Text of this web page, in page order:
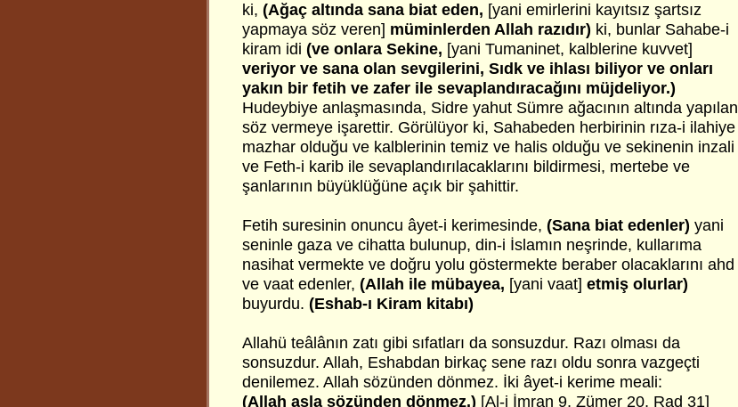
ki, (Ağaç altında sana biat eden, [yani emirlerini kayıtsız şartsız
yapmaya söz veren] müminlerden Allah razıdır) ki, bunlar Sahabe-i
kiram idi (ve onlara Sekine, [yani Tumaninet, kalblerine kuvvet]
veriyor ve sana olan sevgilerini, Sıdk ve ihlası biliyor ve onları
yakın bir fetih ve zafer ile sevaplandıracağını müjdeliyor.)
Hudeybiye anlaşmasında, Sidre yahut Sümre ağacının altında yapılan
söz vermeye işarettir. Görülüyor ki, Sahabeden herbirinin rıza-i ilahiye
mazhar olduğu ve kalblerinin temiz ve halis olduğu ve sekinenin inzali
ve Feth-i karib ile sevaplandırılacaklarını bildirmesi, mertebe ve
şanlarının büyüklüğüne açık bir şahittir.
Fetih suresinin onuncu âyet-i kerimesinde, (Sana biat edenler) yani
seninle gaza ve cihatta bulunup, din-i İslamın neşrinde, kullarıma
nasihat vermekte ve doğru yolu göstermekte beraber olacaklarını ahd
ve vaat edenler, (Allah ile mübayea, [yani vaat] etmiş olurlar)
buyurdu. (Eshab-ı Kiram kitabı)
Allahü teâlânın zatı gibi sıfatları da sonsuzdur. Razı olması da
sonsuzdur. Allah, Eshabdan birkaç sene razı oldu sonra vazgeçti
denilemez. Allah sözünden dönmez. İki âyet-i kerime meali:
(Allah asla sözünden dönmez.) [Al-i İmran 9, Zümer 20, Rad 31]